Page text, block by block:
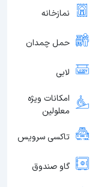
نمازخانه
حمل چمدان
لابی
امکانات ویژه
معلولین
تاکسی سرویس
گاو صندوق